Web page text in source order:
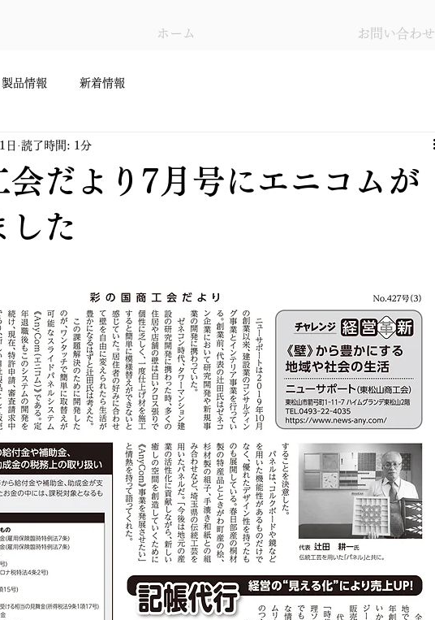
ホーム お問い合わせ
製品情報 新着情報
会だより7月号にエニコムが
した
日 読了時間: 1分